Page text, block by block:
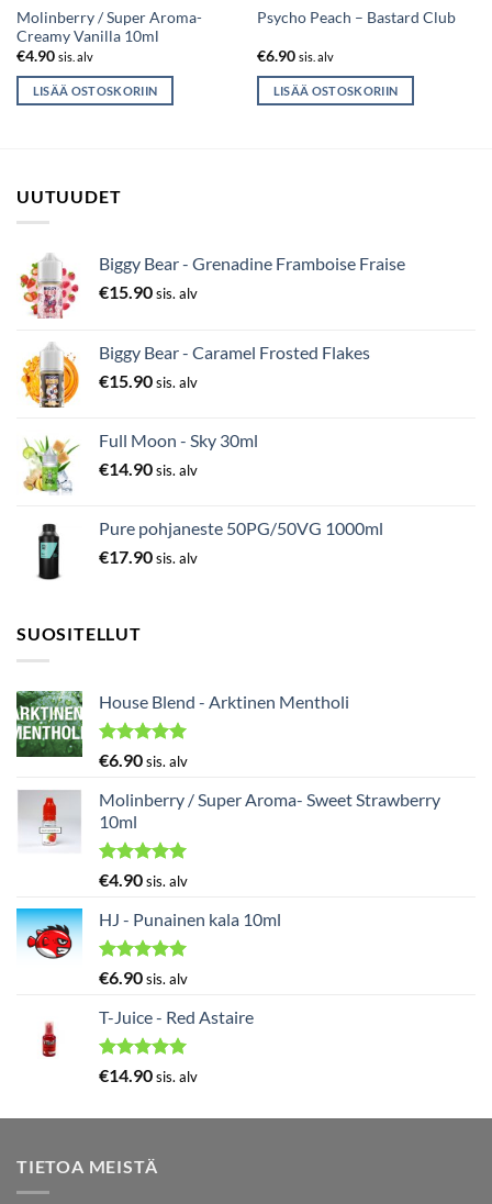
Molinberry / Super Aroma-
Creamy Vanilla 10ml
€4.90 sis. alv
LISÄÄ OSTOSKORIIN
Psycho Peach – Bastard Club
€6.90 sis. alv
LISÄÄ OSTOSKORIIN
UUTUUDET
Biggy Bear - Grenadine Framboise Fraise
€15.90sis. alv
Biggy Bear - Caramel Frosted Flakes
€15.90sis. alv
Full Moon - Sky 30ml
€14.90sis. alv
Pure pohjaneste 50PG/50VG 1000ml
€17.90sis. alv
SUOSITELLUT
House Blend - Arktinen Mentholi
Arvostelu
5.00/ 5
€6.90sis. alv
Molinberry / Super Aroma- Sweet Strawberry
10ml
Arvostelu
5.00
/ 5
€4.90sis. alv
HJ - Punainen kala 10ml
Arvostelu
5.00
/ 5
€6.90sis. alv
T-Juice - Red Astaire
Arvostelu
€14.90sis. alv
TIETOA MEISTÄ